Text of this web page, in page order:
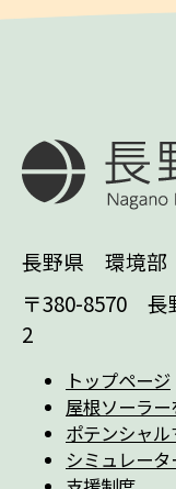
長野県 環境部
〒380-8570 長
2
トップページ
屋根ソーラー
ポテンシャ
シミュレータ